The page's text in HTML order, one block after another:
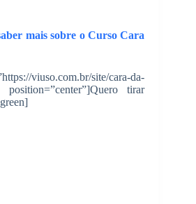
mais sobre o Curso Cara
viuso.com.br/site/cara-da-
position=”center”]Quero tirar